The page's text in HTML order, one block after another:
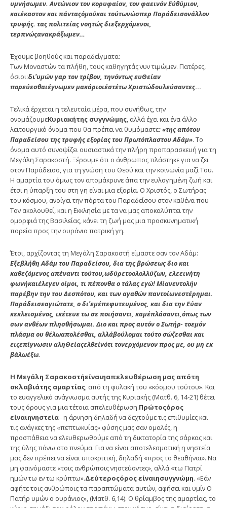
υμνήσωμεν. Αντώνιον τον κορυφαίον, τον φαεινόν Εύθύμιον,
καιέκαστον και πάνταςόμούκαι τούτωνώσπερ Παράδεισονάλλον
τρυφής. τας πολιτείας νοητώς διεξερχόμενοι,
τερπνώςανακράξωμεν…
Έχουμε βοηθούς και παραδείγματα:
Των Μοναστών τα πλήθη, τους καθηγητάς νυν τιμώμεν. Πατέρες,
όσιοι:διʹυμών γαρ τον τρίβον, τηνόντως ευΘείαν
πορεύεσθαιέγνωμεν μακάριοιέστέτω Χριστώδουλεύσαντες…
Τελικά έρχεται η τελευταία μέρα, που συνήθως, την
ονομάζουμεΚυριακήτης συγγνώμης, αλλά έχει και ένα άλλο
λειτουργικό όνομα που θα πρέπει να θυμόμαστε: «της απότου
Παραδείσου της τρυφής εξορίας του Πρωτόπλαστου Αδάμ». Το
όνομα αυτό συνοψίζει ουσιαστικά την πλήρη προπαρασκευή για τη
Μεγάλη Σαρακοστή. Ξέρουμε ότι ο άνθρωπος πλάστηκε για να ζει
στον Παράδεισο, για τη γνώση του Θεού και την κοινωνία μαζί Του.
Η αμαρτία του όμως τον απομάκρυνε άπα την ευλογημένη ζωή και
έτσι η ύπαρξη του στη γη είναι μια εξορία. Ο Χριστός, ο Σωτήρας
του κόσμου, ανοίγει την πόρτα του Παραδείσου στον καθένα που
Τον ακολουθεί, και η Εκκλησία με τα να μας αποκαλύπτει την
ομορφιά της Βασιλείας, κάνει τη ζωή μας μια προσκυνηματική
πορεία προς την ουράνια πατρική γη.
Έτσι, αρχίζοντας τη Μεγάλη Σαρακοστή είμαστε σαν τον Αδάμ:
Εξεβλήθη Αδάμ του Παραδείσου, δια της βρώσεως διο και
καθεζόμενος απέναντι τούτου,ωδύρετοολολλύζων, ελεεινήτη
φωνήκαιέλεγεν οίμοι, τι πέπονθα ο τάλας εγώ! Μίανεντολήν
παρέβην την του Δεσπότου, και των αγαθών παντοίωνεστέρημαι.
Παράδεισεαγιώτατε, ο διʹεμέπεφυτευμένος, και δια την Εύαν
κεκλεισμένος, ικέτευε τω σε ποιήσαντι, καμέπλάσαντι,όπως των
σων ανθέων πλησθήσωμαι. Διο και προς αυτόν ο Σωτήρ∙ τοεμόν
πλάσμα ου θέλωαπολέσθαι, αλλάβούλομαι τούτο σώζεσθαι και
ειςεπίγνωσιν αληΘείαςελθείνότι τονερχόμενον προς με, ου μη εκ
βάλωέξω.
Η Μεγάλη Σαρακοστήείναιηαπελευθέρωση μας απότη
σκλαβιάτης αμαρτίας, από τη φυλακή του «κόσμου τούτου». Και
το ευαγγελικό ανάγνωσμα αυτής της Κυριακής (Ματθ. 6, 14‐21) θέτει
τους όρους για μια τέτοια απελευθέρωση.Πρώτοςόρος
είναιηνηστεία– η άρνηση δηλαδή να δεχτούμε τις επιθυμίες και
τις ανάγκες της «πεπτωκυίας» φύσης μας σαν ομαλές, η
προσπάθεια να ελευθερωθούμε από τη δικτατορία της σάρκας και
της ύλης πάνω στο πνεύμα. Για να είναι αποτελεσματική η νηστεία
μας δεν πρέπει να είναι υποκριτική, δηλαδή «προς το θεαθήναι». Να
μη φαινόμαστε «τοις ανθρώποις νηστεύοντες», αλλά «τω Πατρί
ημών τω εν τω κρύπτω».Δεύτεροςόρος είναιησυγγνώμη. «Εάν
αφήτε τοις ανθρώποις τα παραπτώματα αυτών, αφήσει και υμίν Ο
Πατήρ υμών ο ουράνιος», (Ματθ. 6,14). Ο θρίαμβος της αμαρτίας, το